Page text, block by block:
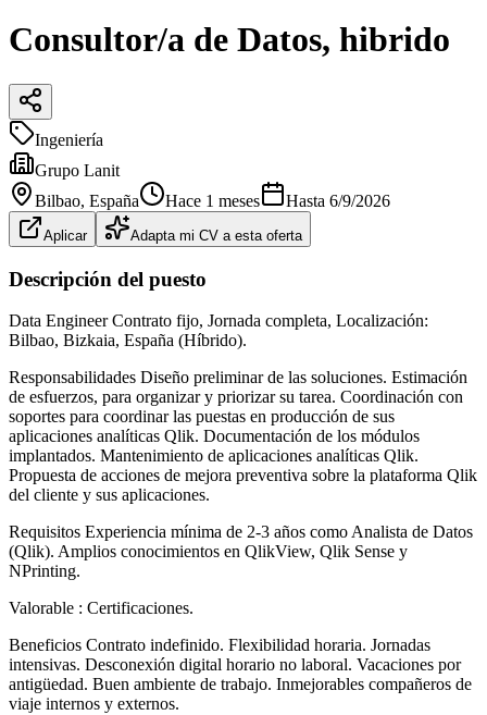
Consultor/a de Datos, hibrido
Ingeniería
Grupo Lanit
Bilbao, España Hace 1 meses Hasta 6/9/2026
Aplicar Adapta mi CV a esta oferta
Descripción del puesto
Data Engineer Contrato fijo, Jornada completa, Localización:
Bilbao, Bizkaia, España (Híbrido).
Responsabilidades Diseño preliminar de las soluciones. Estimación
de esfuerzos, para organizar y priorizar su tarea. Coordinación con
soportes para coordinar las puestas en producción de sus
aplicaciones analíticas Qlik. Documentación de los módulos
implantados. Mantenimiento de aplicaciones analíticas Qlik.
Propuesta de acciones de mejora preventiva sobre la plataforma Qlik
del cliente y sus aplicaciones.
Requisitos Experiencia mínima de 2-3 años como Analista de Datos
(Qlik). Amplios conocimientos en QlikView, Qlik Sense y
NPrinting.
Valorable : Certificaciones.
Beneficios Contrato indefinido. Flexibilidad horaria. Jornadas
intensivas. Desconexión digital horario no laboral. Vacaciones por
antigüedad. Buen ambiente de trabajo. Inmejorables compañeros de
viaje internos y externos.